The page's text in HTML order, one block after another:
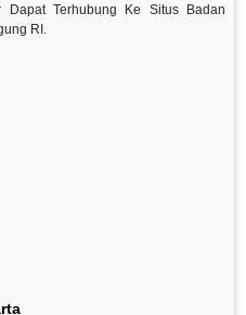
Terhubung Ke Situs Badan
RI.